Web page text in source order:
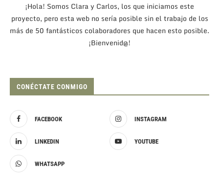
¡Hola! Somos Clara y Carlos, los que iniciamos este
proyecto, pero esta web no sería posible sin el trabajo de los
más de 50 fantásticos colaboradores que hacen esto posible.
¡Bienvenid@!
CONÉCTATE CONMIGO
FACEBOOK INSTAGRAM
LINKEDIN YOUTUBE
WHATSAPP